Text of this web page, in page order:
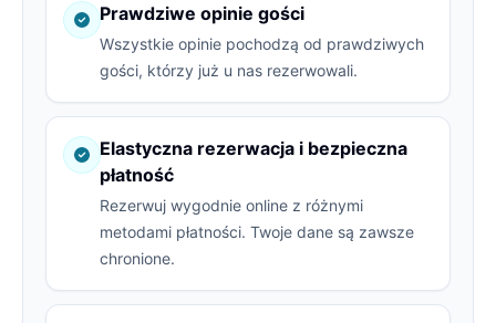
Prawdziwe opinie gości
Wszystkie opinie pochodzą od prawdziwych
gości, którzy już u nas rezerwowali.
Elastyczna rezerwacja i bezpieczna
płatność
Rezerwuj wygodnie online z różnymi
metodami płatności. Twoje dane są zawsze
chronione.